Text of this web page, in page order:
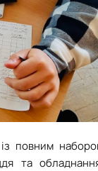
повним
та